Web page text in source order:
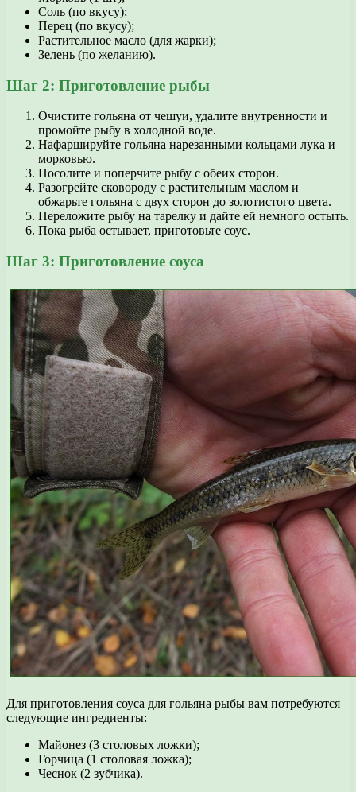
Соль (по вкусу);
Перец (по вкусу);
Растительное масло (для жарки);
Зелень (по желанию).
Шаг 2: Приготовление рыбы
Очистите гольяна от чешуи, удалите внутренности и
промойте рыбу в холодной воде.
Нафаршируйте гольяна нарезанными кольцами лука и
морковью.
Посолите и поперчите рыбу с обеих сторон.
Разогрейте сковороду с растительным маслом и
обжарьте гольяна с двух сторон до золотистого цвета.
Переложите рыбу на тарелку и дайте ей немного остыть.
Пока рыба остывает, приготовьте соус.
Шаг 3: Приготовление соуса
Для приготовления соуса для гольяна рыбы вам потребуются
следующие ингредиенты:
Майонез (3 столовых ложки);
Горчица (1 столовая ложка);
Чеснок (2 зубчика).